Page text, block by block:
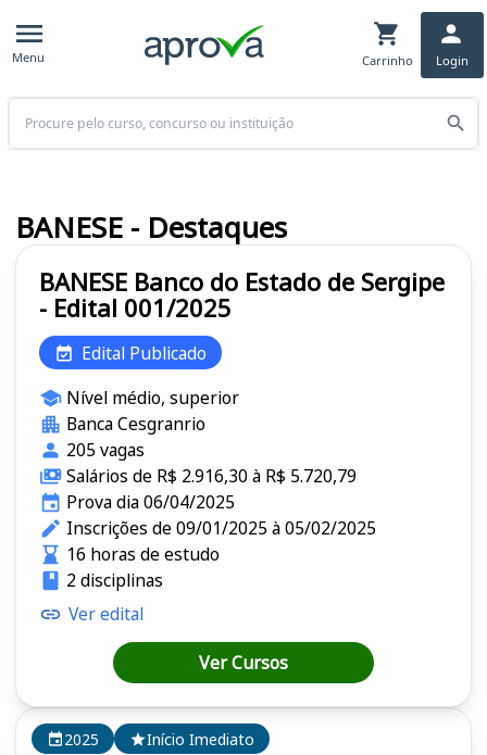
Menu Carrinho Login
Buscar
2025 Início Imediato
BANESE Banco do Estado de Sergipe
- Edital 001/2025
Edital Publicado
Nível médio, superior
Banca Cesgranrio
205 vagas
Salários de R$ 2.916,30 à R$ 5.720,79
Prova dia 06/04/2025
Inscrições de 09/01/2025 à 05/02/2025
16 horas de estudo
2 disciplinas
Ver edital
Ver Cursos
BANESE - Destaques